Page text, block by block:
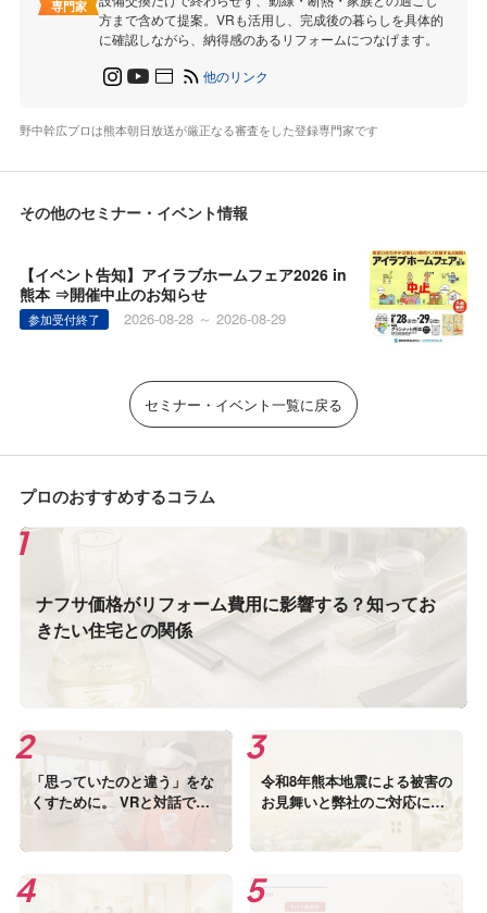
専門家
方まで含めて提案。VRも活用し、完成後の暮らしを具体的
に確認しながら、納得感のあるリフォームにつなげます。
他のリンク
野中幹広プロは熊本朝日放送が厳正なる審査をした登録専門家です
その他のセミナー・イベント情報
【イベント告知】アイラブホームフェア2026 in
熊本 ⇒開催中止のお知らせ
参加受付終了 2026-08-28 ～ 2026-08-29
セミナー・イベント一覧に戻る
プロのおすすめするコラム
ナフサ価格がリフォーム費用に影響する？知ってお
きたい住宅との関係
「思っていたのと違う」をな
くすために。 VRと対話でつ
くる、これからの愛おしいわ
令和8年熊本地震による被害の
お見舞いと弊社のご対応につ